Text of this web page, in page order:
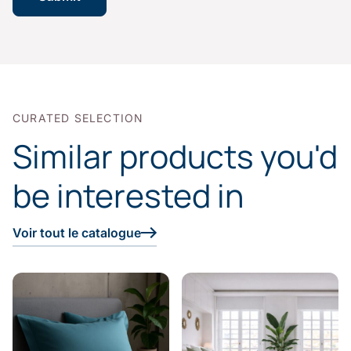
CURATED SELECTION
Similar products you'd
be interested in
Voir tout le catalogue